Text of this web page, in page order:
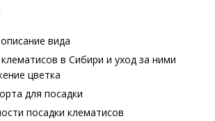
вида
в Сибири и уход за ними
цветка
для посадки
посадки клематисов